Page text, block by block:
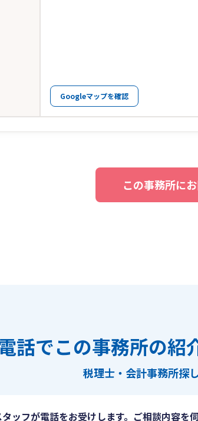
Googleマップを確認
この事務所に
話でこの事務所の紹
税理士・会計事務所探
ッフが電話をお受けします。ご相談内容を